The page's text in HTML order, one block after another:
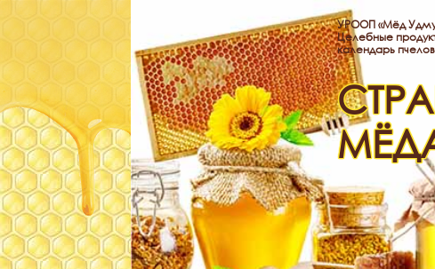
УРООП «Мёд
Целебные
календарь